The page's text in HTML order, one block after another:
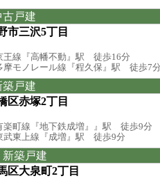
戸建
市三沢5丁目
線『高幡不動』駅 徒歩16分
モノレール線『程久保』駅 徒歩7
戸建
区赤塚2丁目
町線『地下鉄成増』』駅 徒歩9分
東上線『成増』駅 徒歩9分
築戸建
区大泉町2丁目